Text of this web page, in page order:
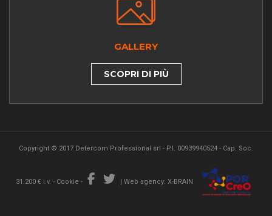
GALLERY
SCOPRI DI PIÙ
Copyright © 2017 Detercom Professional srl - P.I. 00939940524 - Cap. Soc.
31.200 € i.v. - Cookie - | Web agency: X-BRAIN